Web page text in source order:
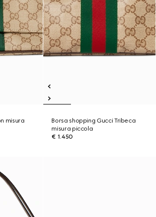
misura
Borsa shopping Gucci Tribeca
misura piccola
€ 1.450